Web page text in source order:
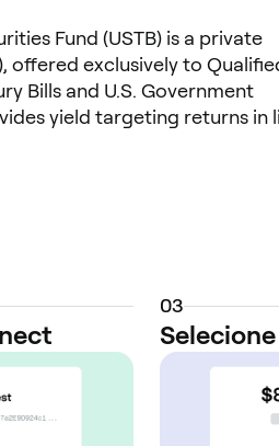
Fund (USTB) is a private
offered exclusively to
Bills and U.S. Government
yield targeting returns in
03